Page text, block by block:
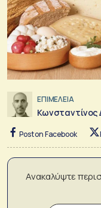
ΕΠΙΜΕΛΕΙΑ
Κωνσταντίνος
Post on Facebook
Ανακαλύψτε